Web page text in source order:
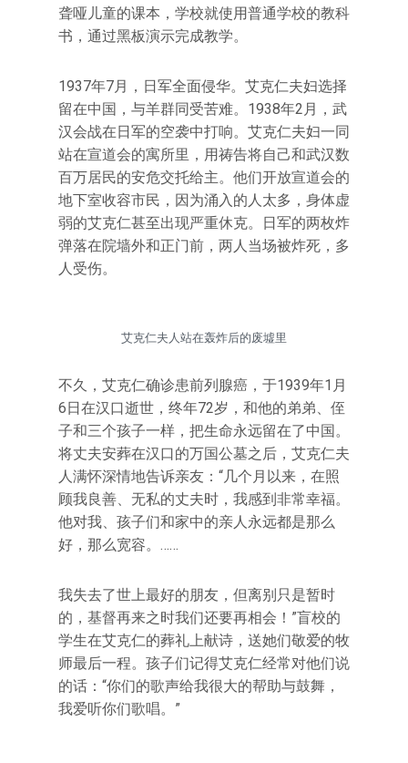
聋哑儿童的课本，学校就使用普通学校的教科
书，通过黑板演示完成教学。
1937年7月，日军全面侵华。艾克仁夫妇选择
留在中国，与羊群同受苦难。1938年2月，武
汉会战在日军的空袭中打响。艾克仁夫妇一同
站在宣道会的寓所里，用祷告将自己和武汉数
百万居民的安危交托给主。他们开放宣道会的
地下室收容市民，因为涌入的人太多，身体虚
弱的艾克仁甚至出现严重休克。日军的两枚炸
弹落在院墙外和正门前，两人当场被炸死，多
人受伤。
艾克仁夫人站在轰炸后的废墟里
不久，艾克仁确诊患前列腺癌，于1939年1月
6日在汉口逝世，终年72岁，和他的弟弟、侄
子和三个孩子一样，把生命永远留在了中国。
将丈夫安葬在汉口的万国公墓之后，艾克仁夫
人满怀深情地告诉亲友：“几个月以来，在照
顾我良善、无私的丈夫时，我感到非常幸福。
他对我、孩子们和家中的亲人永远都是那么
好，那么宽容。……
我失去了世上最好的朋友，但离别只是暂时
的，基督再来之时我们还要再相会！”盲校的
学生在艾克仁的葬礼上献诗，送她们敬爱的牧
师最后一程。孩子们记得艾克仁经常对他们说
的话：“你们的歌声给我很大的帮助与鼓舞，
我爱听你们歌唱。”